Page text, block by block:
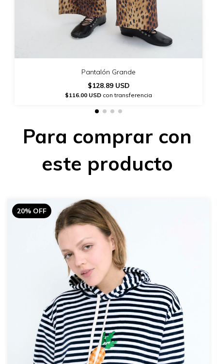
Pantalón Grande
$128.89 USD
$116.00 USD con transferencia
Para comprar con
este producto
20% OFF